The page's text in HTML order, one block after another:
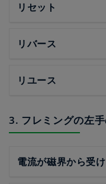
リセット
リバース
リユース
3. フレミングの左
電流が磁界から受